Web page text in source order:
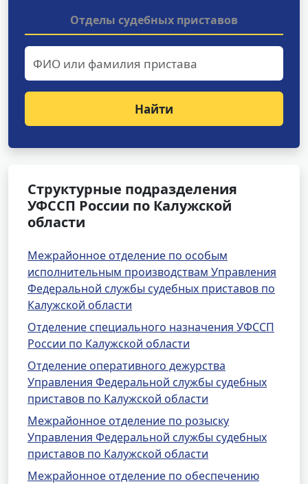
Отделы судебных приставов
Найти
Структурные подразделения
УФССП России по Калужской
области
Межрайонное отделение по особым
исполнительным производствам Управления
Федеральной службы судебных приставов по
Калужской области
Отделение специального назначения УФССП
России по Калужской области
Отделение оперативного дежурства
Управления Федеральной службы судебных
приставов по Калужской области
Межрайонное отделение по розыску
Управления Федеральной службы судебных
приставов по Калужской области
Межрайонное отделение по обеспечению